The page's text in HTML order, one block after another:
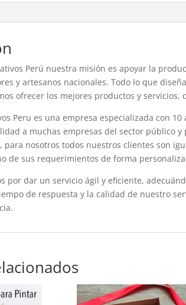
Perú nuestra misión es apoyar la
y artesanos nacionales. Todo lo que
ofrecer los mejores productos y
Peru es una empresa especializada con
a muchas empresas del sector público
para nosotros todos nuestros clientes son
de sus requerimientos de forma
por dar un servicio ágil y eficiente,
de respuesta y la calidad de nuestro